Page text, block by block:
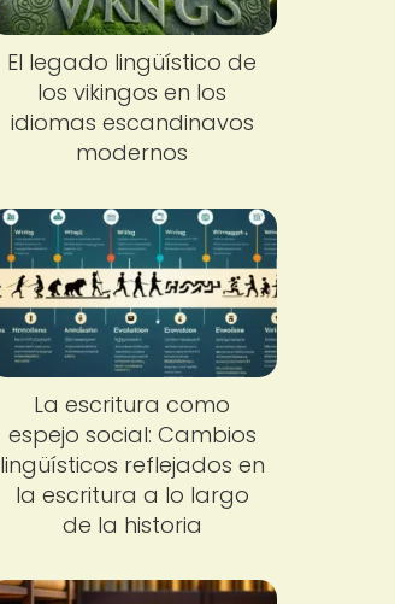
El legado lingüístico de
los vikingos en los
idiomas escandinavos
modernos
La escritura como
espejo social: Cambios
lingüísticos reflejados en
la escritura a lo largo
de la historia